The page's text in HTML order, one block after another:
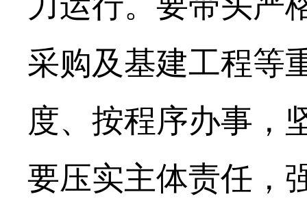
采购及基建工程等
度、按程序办事，
要压实主体责任，